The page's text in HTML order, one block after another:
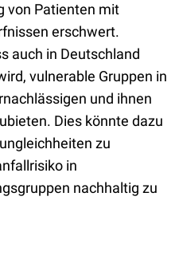
von Patienten mit
erschwert.
auch in Deutschland
vulnerable Gruppen in
und ihnen
Dies könnte dazu
zu
in
nachhaltig zu